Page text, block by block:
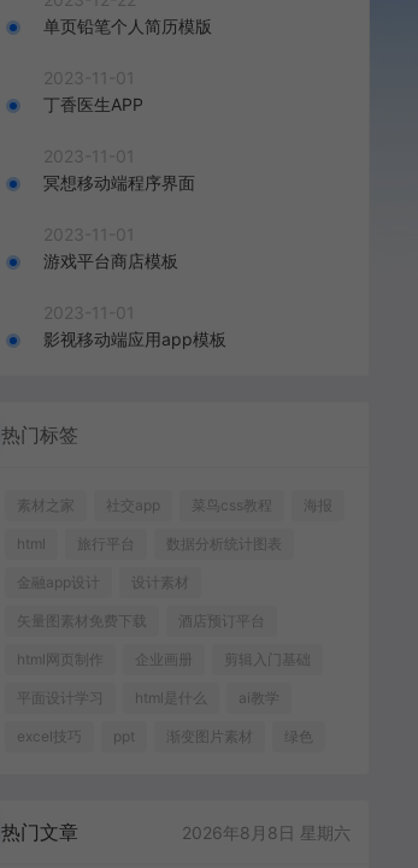
单页铅笔个人简历模版
2023-11-01
丁香医生APP
2023-11-01
冥想移动端程序界面
2023-11-01
游戏平台商店模板
2023-11-01
影视移动端应用app模板
热门标签
素材之家 社交app 菜鸟css教程 海报
html 旅行平台 数据分析统计图表
金融app设计 设计素材
矢量图素材免费下载 酒店预订平台
html网页制作 企业画册 剪辑入门基础
平面设计学习 html是什么 ai教学
excel技巧 ppt 渐变图片素材 绿色
热门文章 2026年8月8日 星期六